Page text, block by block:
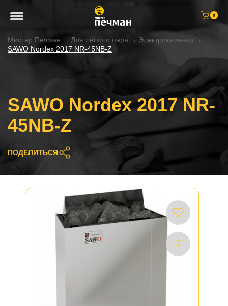
0
Мистер Печман → Для лёгкого пара → Электрокаменки →
SAWO Nordex 2017 NR-45NB-Z
SAWO Nordex 2017 NR-
45NB-Z
ПОДЕЛИТЬСЯ